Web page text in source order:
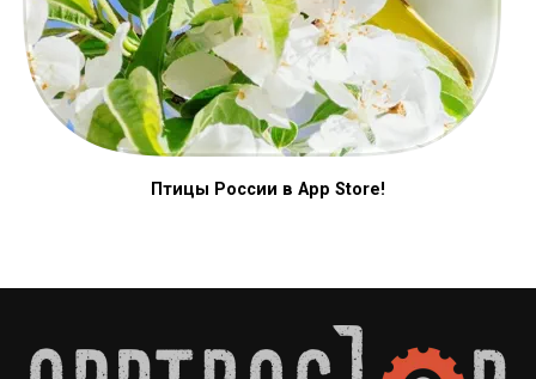
Птицы России в App Store!